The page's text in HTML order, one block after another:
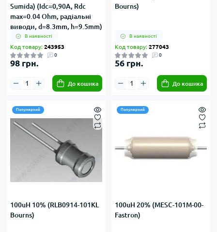
Sumida) (Idc=0,90А, Rdc
max=0.04 Ohm, радіальні
виводи, d=8.3mm, h=9.5mm)
В наявності
Код товару: 243953
0
98 грн.
До кошика
Bourns)
В наявності
Код товару: 277043
0
56 грн.
До кошика
Популярний
100uH 10% (RLB0914-101KL
Bourns)
Популярний
100uH 20% (MESC-101M-00-
Fastron)